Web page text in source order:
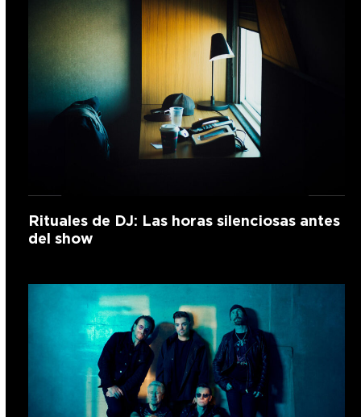
Rituales de DJ: Las horas silenciosas antes
del show